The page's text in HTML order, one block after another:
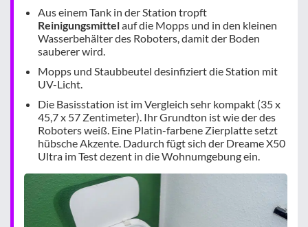
Aus einem Tank in der Station tropft
Reinigungsmittelauf die Mopps und in den kleinen
Wasserbehälter des Roboters, damit der Boden
sauberer wird.
Mopps und Staubbeutel desinfiziert die Station mit
UV-Licht.
Die Basisstation ist im Vergleich sehr kompakt (35 x
45,7 x 57 Zentimeter). Ihr Grundton ist wie der des
Roboters weiß. Eine Platin-farbene Zierplatte setzt
hübsche Akzente. Dadurch fügt sich der Dreame X50
Ultra im Test dezent in die Wohnumgebung ein.